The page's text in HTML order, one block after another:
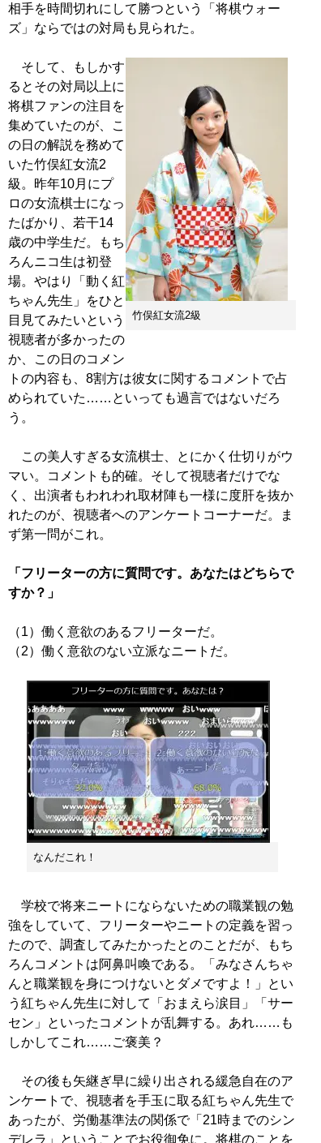
相手を時間切れにして勝つという「将棋ウォー
ズ」ならではの対局も見られた。
竹俣紅女流2級
そして、もしかす
るとその対局以上に
将棋ファンの注目を
集めていたのが、こ
の日の解説を務めて
いた竹俣紅女流2
級。昨年10月にプ
ロの女流棋士になっ
たばかり、若干14
歳の中学生だ。もち
ろんニコ生は初登
場。やはり「動く紅
ちゃん先生」をひと
目見てみたいという
視聴者が多かったの
か、この日のコメン
トの内容も、8割方は彼女に関するコメントで占
められていた……といっても過言ではないだろ
う。
この美人すぎる女流棋士、とにかく仕切りがウ
マい。コメントも的確。そして視聴者だけでな
く、出演者もわれわれ取材陣も一様に度肝を抜か
れたのが、視聴者へのアンケートコーナーだ。ま
ず第一問がこれ。
「フリーターの方に質問です。あなたはどちらで
すか？」
（1）働く意欲のあるフリーターだ。
（2）働く意欲のない立派なニートだ。
なんだこれ！
学校で将来ニートにならないための職業観の勉
強をしていて、フリーターやニートの定義を習っ
たので、調査してみたかったとのことだが、もち
ろんコメントは阿鼻叫喚である。「みなさんちゃ
んと職業観を身につけないとダメですよ！」とい
う紅ちゃん先生に対して「おまえら涙目」「サー
セン」といったコメントが乱舞する。あれ……も
しかしてこれ……ご褒美？
その後も矢継ぎ早に繰り出される緩急自在のア
ンケートで、視聴者を手玉に取る紅ちゃん先生で
あったが、労働基準法の関係で「21時までのシン
デレラ」ということでお役御免に。将棋のことを